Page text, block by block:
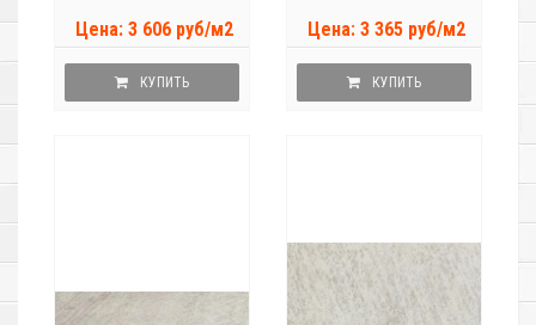
Цена: 3 606 руб/м2
КУПИТЬ
Цена: 3 365 руб/м2
КУПИТЬ